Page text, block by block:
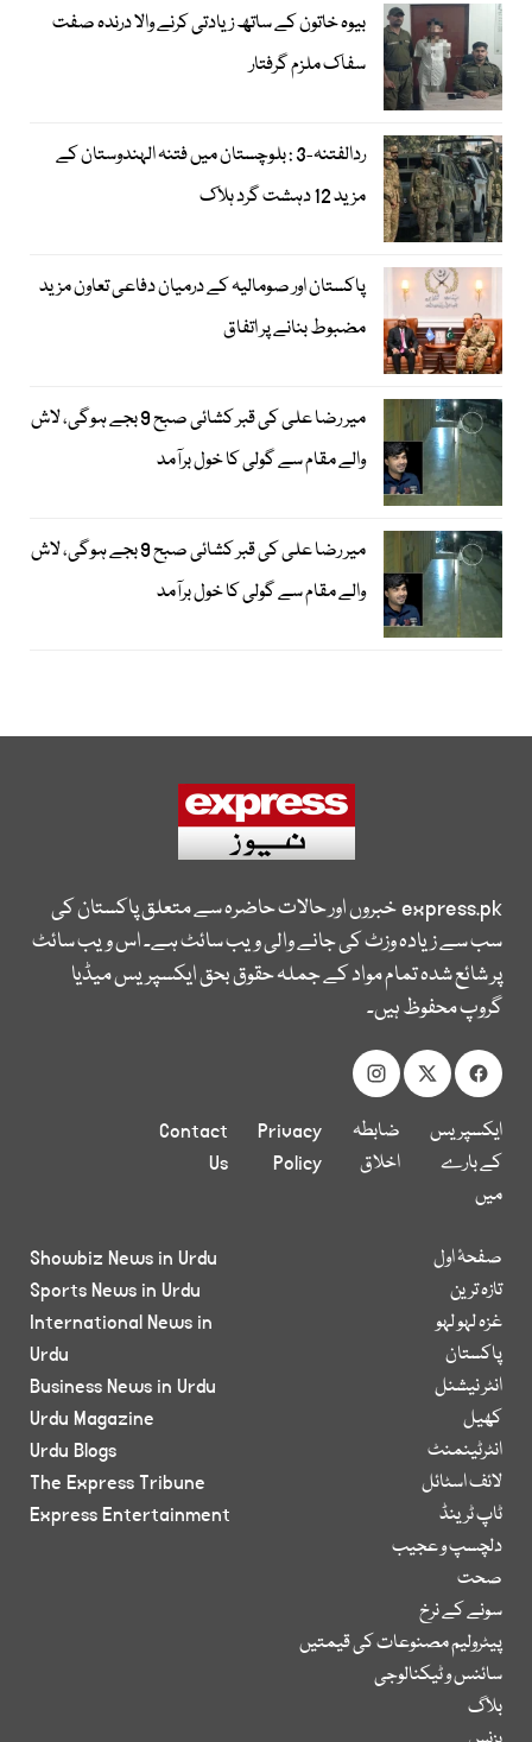
بیوہ خاتون کے ساتھ زیادتی کرنے والا درندہ صفت
سفاک ملزم گرفتار
ردالفتنہ-3 : بلوچستان میں فتنہ الہندوستان کے
مزید 12 دہشت گرد ہلاک
پاکستان اور صومالیہ کے درمیان دفاعی تعاون مزید
مضبوط بنانے پر اتفاق
میر رضا علی کی قبر کشائی صبح 9 بجے ہوگی، لاش
والے مقام سے گولی کا خول برآمد
میر رضا علی کی قبر کشائی صبح 9 بجے ہوگی، لاش
والے مقام سے گولی کا خول برآمد
express.pkخبروں اور حالات حاضرہ سے متعلق پاکستان کی
سب سے زیادہ وزٹ کی جانے والی ویب سائٹ ہے۔ اس ویب سائٹ
پر شائع شدہ تمام مواد کے جملہ حقوق بحق ایکسپریس میڈیا
گروپ محفوظ ہیں۔
ایکسپریس
کے بارے
میں
ضابطہ
اخلاق
Privacy
Policy
Contact
Us
صفحۂ اول
تازہ ترین
غزہ لہو لہو
پاکستان
انٹر نیشنل
کھیل
انٹرٹینمنٹ
لائف اسٹائل
ٹاپ ٹرینڈ
دلچسپ و عجیب
صحت
سونے کے نرخ
پیٹرولیم مصنوعات کی قیمتیں
سائنس و ٹیکنالوجی
بلاگ
Showbiz News in Urdu
Sports News in Urdu
International News in
Urdu
Business News in Urdu
Urdu Magazine
Urdu Blogs
The Express Tribune
Express Entertainment